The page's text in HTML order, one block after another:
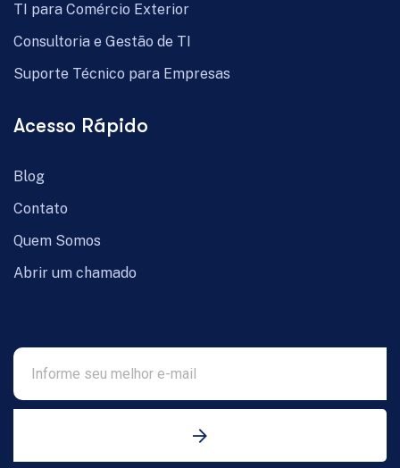
TI para Comércio Exterior
Consultoria e Gestão de TI
Suporte Técnico para Empresas
Acesso Rápido
Blog
Contato
Quem Somos
Abrir um chamado